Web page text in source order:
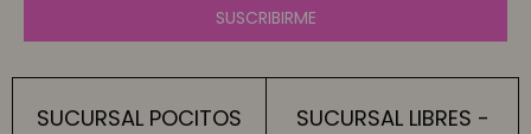
SUSCRIBIRME
SUCURSAL POCITOS
SUCURSAL LIBRES -